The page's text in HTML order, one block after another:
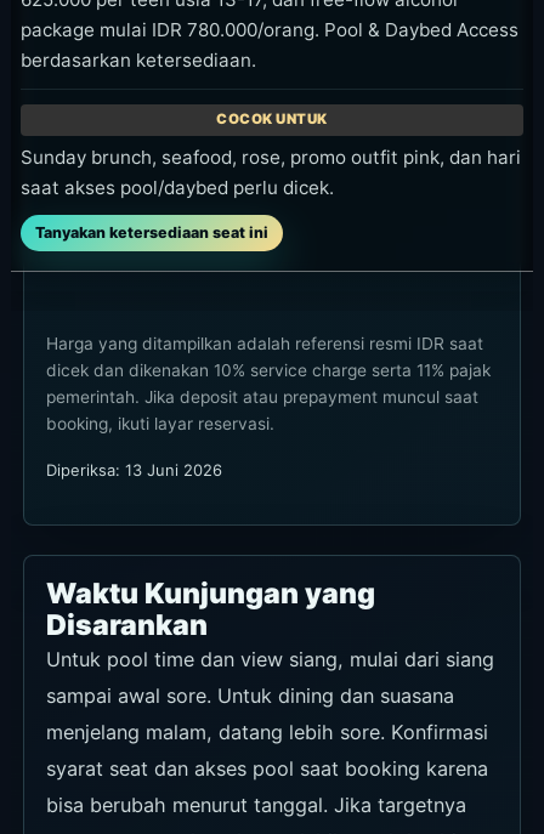
A Day At The Bay
Paket harian untuk dua orang dengan daybed atau
cabana, lunch, snack, dan minuman, tersedia setiap
hari kecuali Minggu.
Waktu
Setiap hari kecuali Minggu, 10.00-17.00
halaman booking resmi.
Area
Jimbaran
Lihat detail acara
Chef’s table bulanan oleh Chef de Cuisine David
Gavin, dimulai dengan welcome gathering di TELU
lalu dinner seafood di Sundara.
Waktu
Bulanan, 18.00-21.00